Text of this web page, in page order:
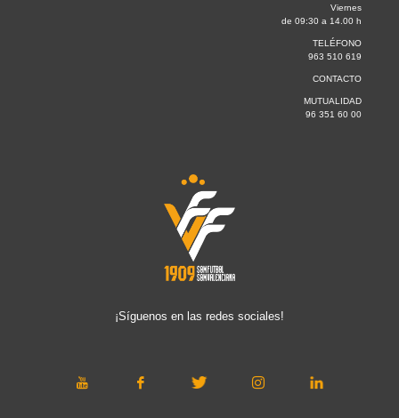
Viernes
de 09:30 a 14.00 h
TELÉFONO
963 510 619
CONTACTO
MUTUALIDAD
96 351 60 00
¡Síguenos en las redes sociales!